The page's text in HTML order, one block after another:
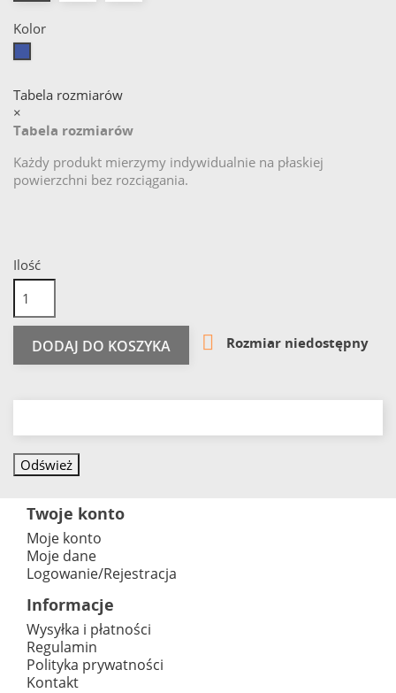
Kolor
Tabela rozmiarów
×
Tabela rozmiarów
Każdy produkt mierzymy indywidualnie na płaskiej
powierzchni bez rozciągania.
Ilość
DODAJ DO KOSZYKA  Rozmiar niedostępny
Twoje konto
Moje konto
Moje dane
Logowanie/Rejestracja
Informacje
Wysyłka i płatności
Regulamin
Polityka prywatności
Kontakt